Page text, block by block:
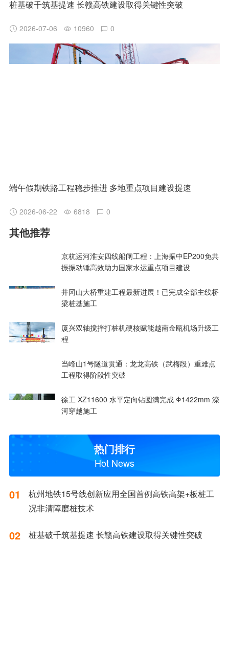
桩基破千筑基提速 长赣高铁建设取得关键性突破
2026-07-06 10960 0
端午假期铁路工程稳步推进 多地重点项目建设提速
2026-06-22 6818 0
其他推荐
京杭运河淮安四线船闸工程：上海振中EP200免共
振振动锤高效助力国家水运重点项目建设
井冈山大桥重建工程最新进展！已完成全部主线桥
梁桩基施工
厦兴双轴搅拌打桩机硬核赋能越南金瓯机场升级工
程
当峰山1号隧道贯通：龙龙高铁（武梅段）重难点
工程取得阶段性突破
徐工 XZ11600 水平定向钻圆满完成 Φ1422mm 滦
河穿越施工
热门排行
Hot News
01
杭州地铁15号线创新应用全国首例高铁高架+板桩工
况非清障磨桩技术
02 桩基破千筑基提速 长赣高铁建设取得关键性突破